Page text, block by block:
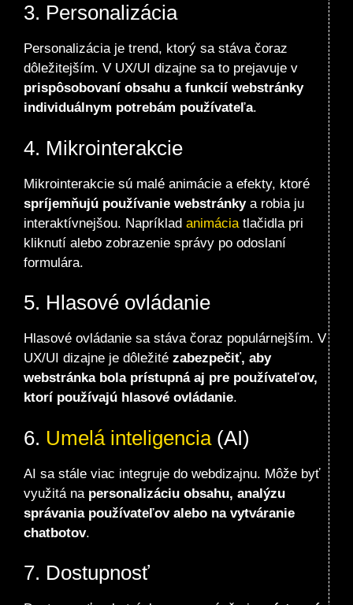
3. Personalizácia
Personalizácia je trend, ktorý sa stáva čoraz
dôležitejším. V UX/UI dizajne sa to prejavuje v
prispôsobovaní obsahu a funkcií webstránky
individuálnym potrebám používateľa.
4. Mikrointerakcie
Mikrointerakcie sú malé animácie a efekty, ktoré
spríjemňujú používanie webstránkya robia ju
interaktívnejšou. Napríklad animácia tlačidla pri
kliknutí alebo zobrazenie správy po odoslaní
formulára.
5. Hlasové ovládanie
Hlasové ovládanie sa stáva čoraz populárnejším. V
UX/UI dizajne je dôležité zabezpečiť, aby
webstránka bola prístupná aj pre používateľov,
ktorí používajú hlasové ovládanie.
6. Umelá inteligencia(AI)
AI sa stále viac integruje do webdizajnu. Môže byť
využitá na personalizáciu obsahu, analýzu
správania používateľov alebo na vytváranie
chatbotov.
7. Dostupnosť